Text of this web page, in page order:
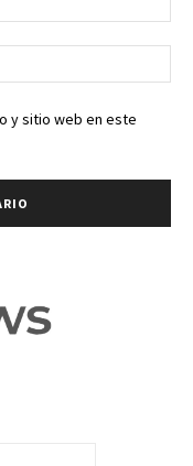
y sitio web en este